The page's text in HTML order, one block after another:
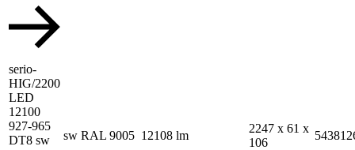
serio-
HIG/2200
LED
12100
927-965
DT8 sw
sw RAL 9005 12108 lm
2247 x 61 x
106